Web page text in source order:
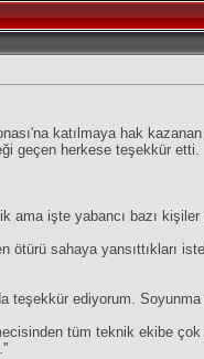
katılmaya hak
geçen herkese teşekkür etti.
ama işte yabancı bazı
ötürü sahaya yansıttıkları
teşekkür ediyorum.
tüm teknik ekibe